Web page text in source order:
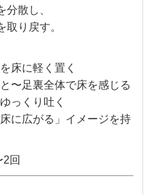
散し、
取り戻す。
床に軽く置く
〜足裏全体で床を感じる
っくり吐く
に広がる」イメージを持
回